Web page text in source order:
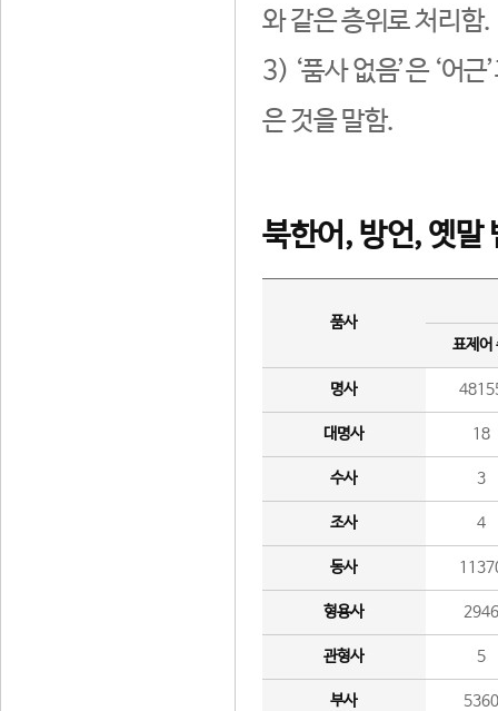
와 같은 층위로 처리함.
3) ‘품사 없음’은 ‘어
은 것을 말함.
북한어, 방언, 옛말
품사
표제어
명사
대명사 18
수사 3
조사 4
동사
형용사 2946
관형사 5
부사 5360